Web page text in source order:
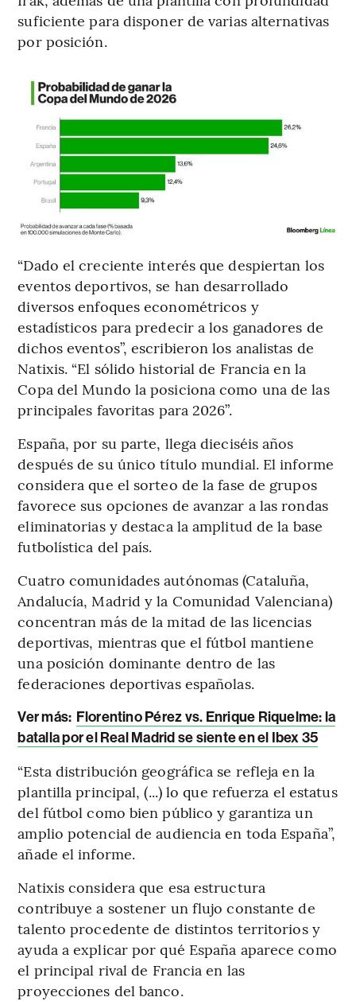
suficiente para disponer de varias alternativas
por posición.
“Dado el creciente interés que despiertan los
eventos deportivos, se han desarrollado
diversos enfoques econométricos y
estadísticos para predecir a los ganadores de
dichos eventos”, escribieron los analistas de
Natixis. “El sólido historial de Francia en la
Copa del Mundo la posiciona como una de las
principales favoritas para 2026”.
España, por su parte, llega dieciséis años
después de su único título mundial. El informe
considera que el sorteo de la fase de grupos
favorece sus opciones de avanzar a las rondas
eliminatorias y destaca la amplitud de la base
futbolística del país.
Cuatro comunidades autónomas (Cataluña,
Andalucía, Madrid y la Comunidad Valenciana)
concentran más de la mitad de las licencias
deportivas, mientras que el fútbol mantiene
una posición dominante dentro de las
federaciones deportivas españolas.
Ver más: Florentino Pérez vs. Enrique Riquelme: la
batalla por el Real Madrid se siente en el Ibex 35
“Esta distribución geográfica se refleja en la
plantilla principal, (...) lo que refuerza el estatus
del fútbol como bien público y garantiza un
amplio potencial de audiencia en toda España”,
añade el informe.
Natixis considera que esa estructura
contribuye a sostener un flujo constante de
talento procedente de distintos territorios y
ayuda a explicar por qué España aparece como
el principal rival de Francia en las
proyecciones del banco.